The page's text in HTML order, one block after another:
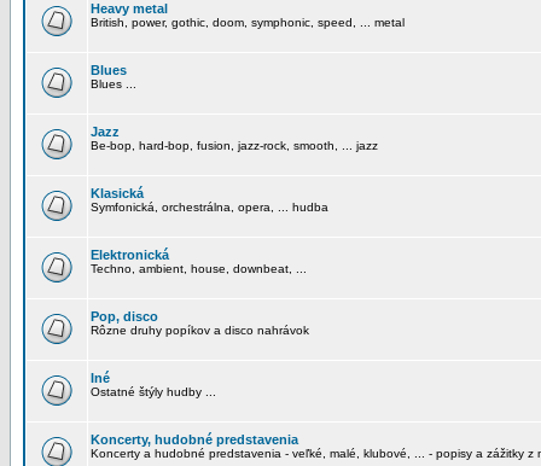
Heavy metal
British, power, gothic, doom, symphonic, speed, ... metal
Blues
Blues ...
Jazz
Be-bop, hard-bop, fusion, jazz-rock, smooth, ... jazz
Klasická
Symfonická, orchestrálna, opera, ... hudba
Elektronická
Techno, ambient, house, downbeat, ...
Pop, disco
Rôzne druhy popíkov a disco nahrávok
Iné
Ostatné štýly hudby ...
Koncerty, hudobné predstavenia
Koncerty a hudobné predstavenia - veľké, malé, klubové, ... - popisy a zážitky z